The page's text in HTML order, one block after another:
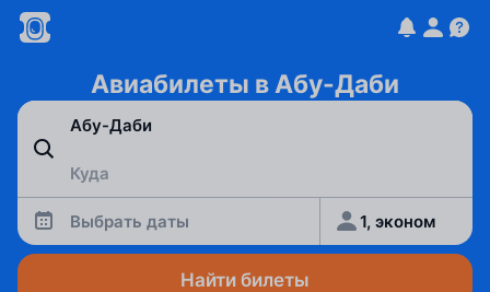
Авиабилеты в Абу-Даби
Выбрать даты 1, эконом
Найти билеты